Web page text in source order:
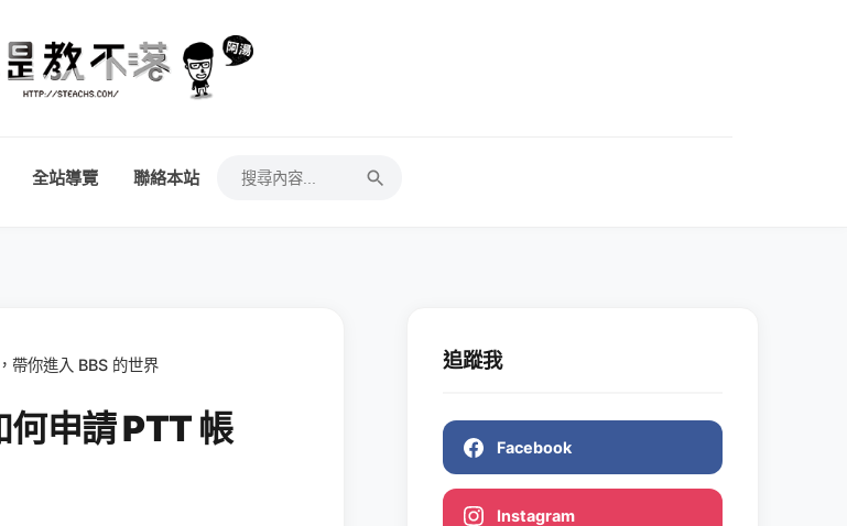
全站導覽 聯絡本站
帶你進入 BBS 的世界
申請 PTT 帳
追蹤我
Facebook
Instagram